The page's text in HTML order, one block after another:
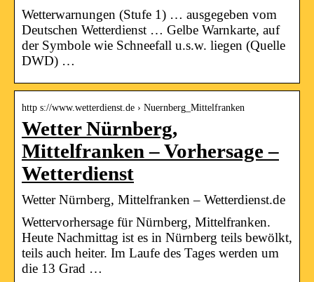
Wetterwarnungen (Stufe 1) … ausgegeben vom
Deutschen Wetterdienst … Gelbe Warnkarte, auf
der Symbole wie Schneefall u.s.w. liegen (Quelle
DWD) …
http s://www.wetterdienst.de › Nuernberg_Mittelfranken
Wetter Nürnberg,
Mittelfranken – Vorhersage –
Wetterdienst
Wetter Nürnberg, Mittelfranken – Wetterdienst.de
Wettervorhersage für Nürnberg, Mittelfranken.
Heute Nachmittag ist es in Nürnberg teils bewölkt,
teils auch heiter. Im Laufe des Tages werden um
die 13 Grad …